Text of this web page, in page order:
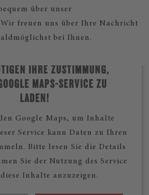
über unser
Wir freuen uns über Ihre Nachricht
bei Ihnen.
IHRE ZUSTIMMUNG,
MAPS-SERVICE ZU
LADEN!
Google Maps, um Inhalte
Service kann Daten zu Ihren
Bitte lesen Sie die Details
Sie der Nutzung des Service
Inhalte anzuzeigen.